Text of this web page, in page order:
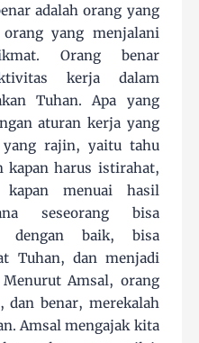
adalah orang yang
yang menjalani
Orang benar
kerja dalam
Tuhan. Apa yang
aturan kerja yang
rajin, yaitu tahu
kapan harus istirahat,
kapan menuai hasil
seseorang bisa
dengan baik, bisa
Tuhan, dan menjadi
Amsal, orang
dan benar, merekalah
Amsal mengajak kita